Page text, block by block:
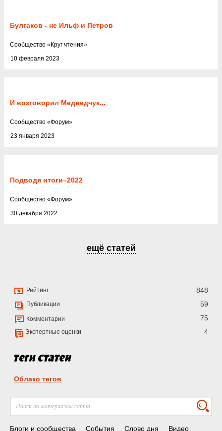
Булгаков - не Ильф и Петров
10 февраля 2023
Cообщество « Круг чтения»
И возговорил Медведчук...
23 января 2023
Cообщество «Форум»
Подводя итоги–2022
30 декабря 2022
Cообщество «Форум»
ещё статей
Рейтинг 848
Публикации 59
Комментарии 75
Экспертные оценки 4
Облако тегов
Блоги и сообщества События Слово дня Видео